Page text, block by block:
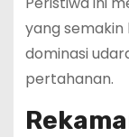
yang
dominasi
pertahanan.